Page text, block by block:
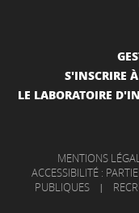
S'INSCRIRE
LE LABORATOIRE
MENTIONS
ACCESSIBILITÉ :
PUBLIQUES
|